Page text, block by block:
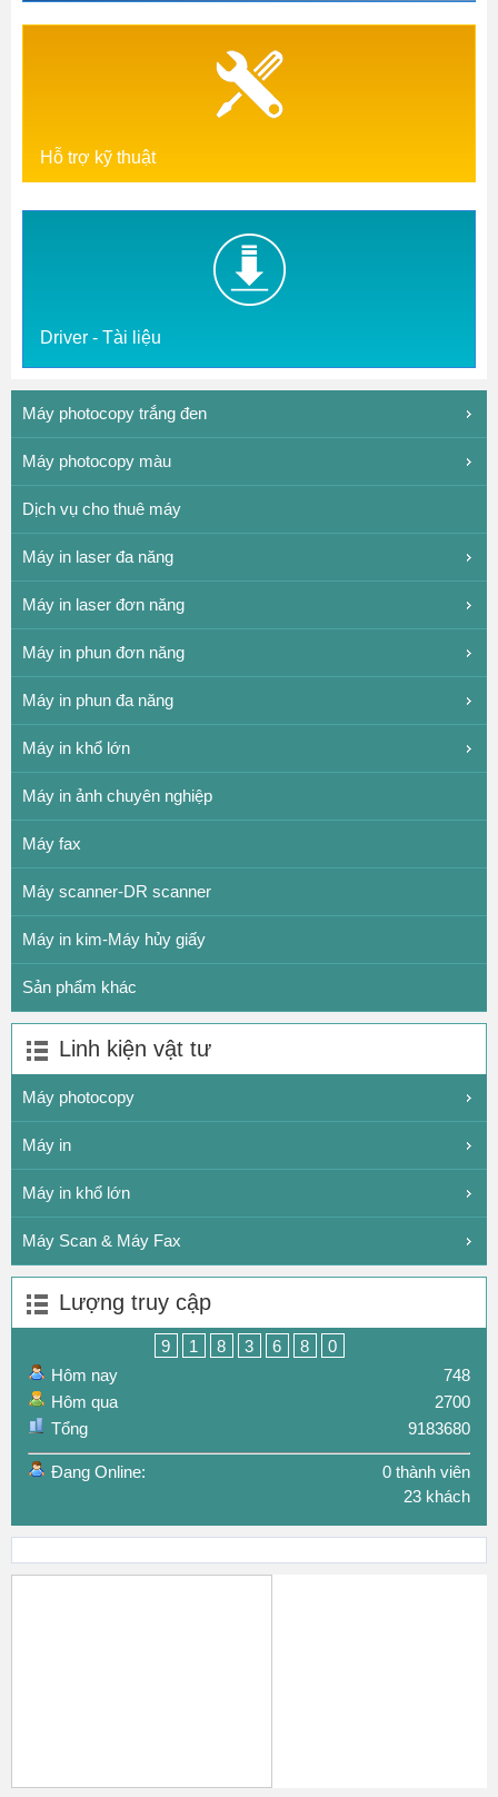
Hỗ trợ kỹ thuật
Driver - Tài liệu
Máy photocopy trắng đen
Máy photocopy màu
Dịch vụ cho thuê máy
Máy in laser đa năng
Máy in laser đơn năng
Máy in phun đơn năng
Máy in phun đa năng
Máy in khổ lớn
Máy in ảnh chuyên nghiệp
Máy fax
Máy scanner-DR scanner
Máy in kim-Máy hủy giấy
Sản phẩm khác
Linh kiện vật tư
Máy photocopy
Máy in
Máy in khổ lớn
Máy Scan & Máy Fax
Lượng truy cập
9 1 8 3 6 8
0
Hôm nay
Hôm qua
Tổng
748
2700
9183680
Đang Online:
0 thành viên
23 khách